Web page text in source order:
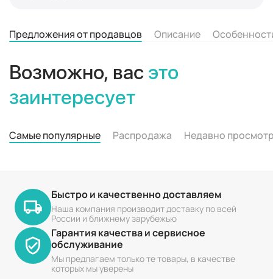
Предложения от продавцов Описание
Возможно, вас это
заинтересует
Самые популярные Распродажа Недавно
Быстро и качественно доставляем
Наша компания производит доставку по всей
России и ближнему зарубежью
Гарантия качества и сервисное
обслуживание
Мы предлагаем только те товары, в качестве
которых мы уверены